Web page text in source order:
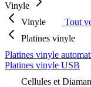
Vinyle
Vinyle
Tout
Platines vinyle
Platines vinyle
Platines vinyle USB
Cellules et